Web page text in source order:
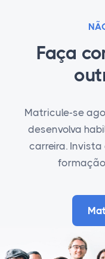
Faça
Matricule-se
desenvolva
carreira.